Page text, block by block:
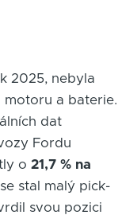
2025, nebyla
motoru a baterie.
dat
Fordu
o 21,7 % na
stal malý pick-
svou pozici